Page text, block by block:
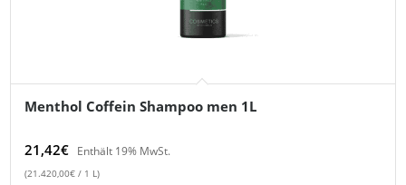
Menthol Coffein Shampoo men 1L
21,42€ Enthält 19% MwSt.
(21.420,00€ / 1 L)